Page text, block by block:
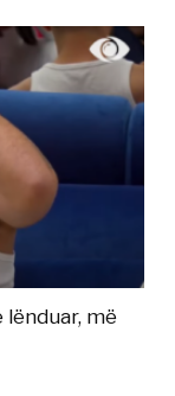
lënduar, më